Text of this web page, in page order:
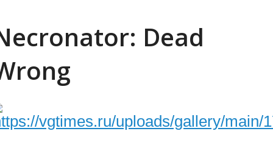
Dead